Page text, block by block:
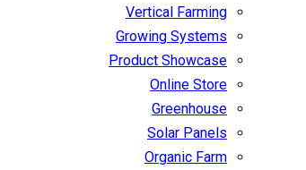
Vertical Farming
Growing Systems
Product Showcase
Online Store
Greenhouse
Solar Panels
Organic Farm